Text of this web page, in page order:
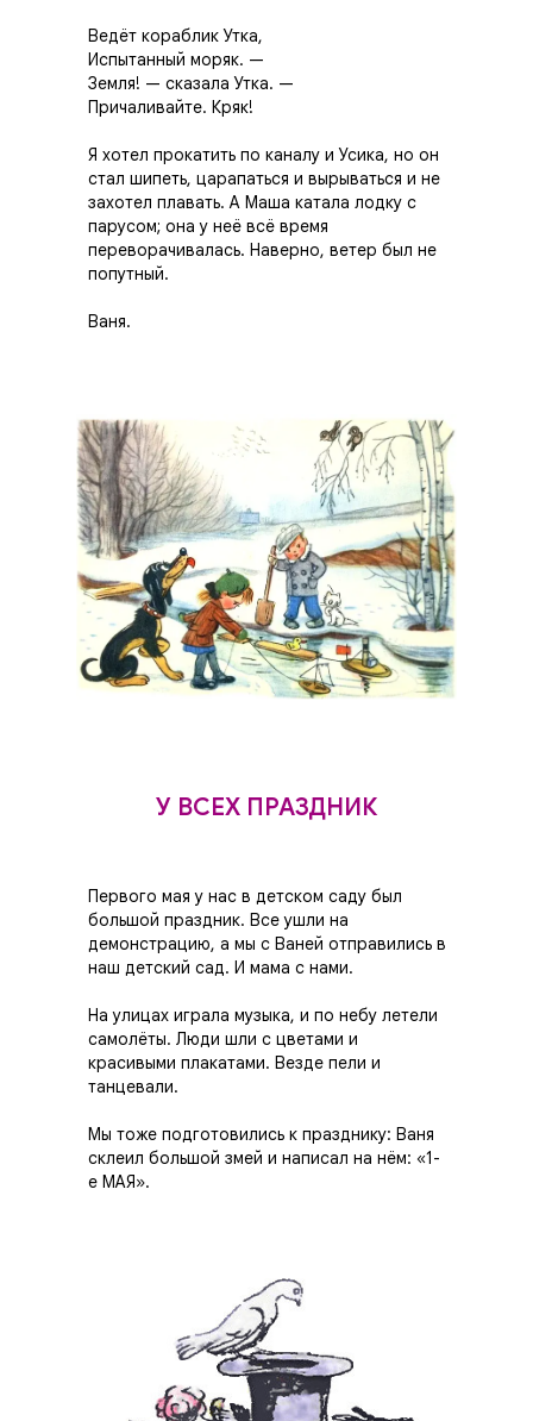
Ведёт кораблик Утка,
Испытанный моряк. —
Земля! — сказала Утка. —
Причаливайте. Кряк!
Я хотел прокатить по каналу и Усика, но он
стал шипеть, царапаться и вырываться и не
захотел плавать. А Маша катала лодку с
парусом; она у неё всё время
переворачивалась. Наверно, ветер был не
попутный.
Ваня.
У ВСЕХ ПРАЗДНИК
Первого мая у нас в детском саду был
большой праздник. Все ушли на
демонстрацию, а мы с Ваней отправились в
наш детский сад. И мама с нами.
На улицах играла музыка, и по небу летели
самолёты. Люди шли с цветами и
красивыми плакатами. Везде пели и
танцевали.
Мы тоже подготовились к празднику: Ваня
склеил большой змей и написал на нём: «1-
е МАЯ».